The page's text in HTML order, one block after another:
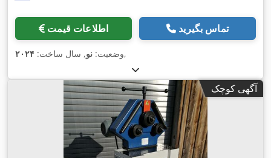
اطلاعات قیمت تماس بگیرید
وضعیت: نو, سال ساخت: ۲۰۲۴ ,
آگهی کوچک